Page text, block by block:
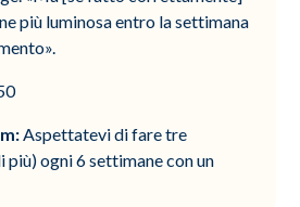
più luminosa entro la settimana
Aspettatevi di fare tre
ogni 6 settimane con un